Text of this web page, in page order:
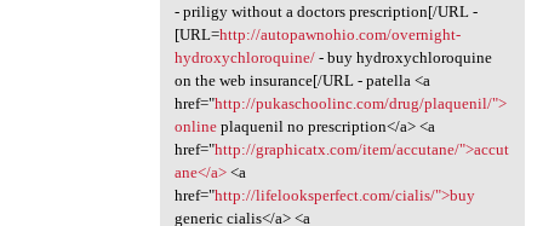
- priligy without a doctors prescription[/URL -
[URL=http://autopawnohio.com/overnight-
hydroxychloroquine/- buy hydroxychloroquine
on the web insurance[/URL - patella <a
href="http://pukaschoolinc.com/drug/plaquenil/">
onlineplaquenil no prescription</a> <a
href="http://graphicatx.com/item/accutane/">accut
ane</a><a
href="http://lifelooksperfect.com/cialis/">buy
generic cialis</a> <a